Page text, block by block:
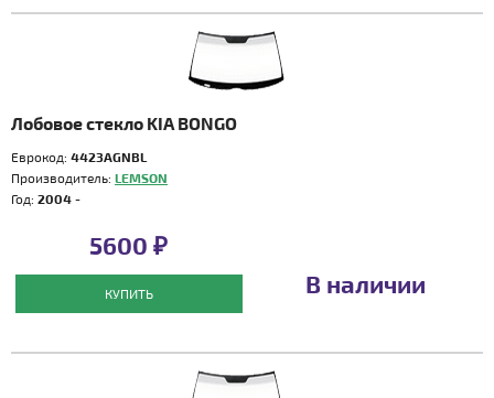
Лобовое стекло KIA BONGO
Еврокод: 4423AGNBL
Производитель: LEMSON
Год: 2004 -
5600 ₽
КУПИТЬ В наличии